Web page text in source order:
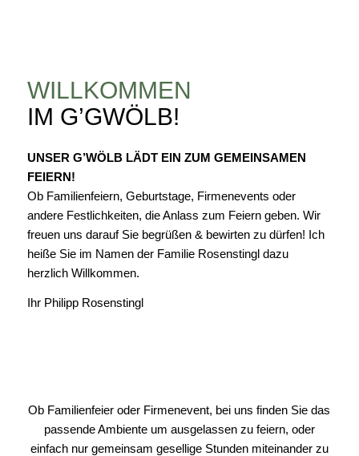
WILLKOMMEN
IM G’GWÖLB!
UNSER G’WÖLB LÄDT EIN ZUM GEMEINSAMEN
FEIERN!
Ob Familienfeiern, Geburtstage, Firmenevents oder
andere Festlichkeiten, die Anlass zum Feiern geben. Wir
freuen uns darauf Sie begrüßen & bewirten zu dürfen! Ich
heiße Sie im Namen der Familie Rosenstingl dazu
herzlich Willkommen.
Ihr Philipp Rosenstingl
Ob Familienfeier oder Firmenevent, bei uns finden Sie das
passende Ambiente um ausgelassen zu feiern, oder
einfach nur gemeinsam gesellige Stunden miteinander zu